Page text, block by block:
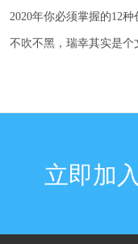
2020年你必须掌握的12种
不吹不黑，瑞幸其实是个
立即加